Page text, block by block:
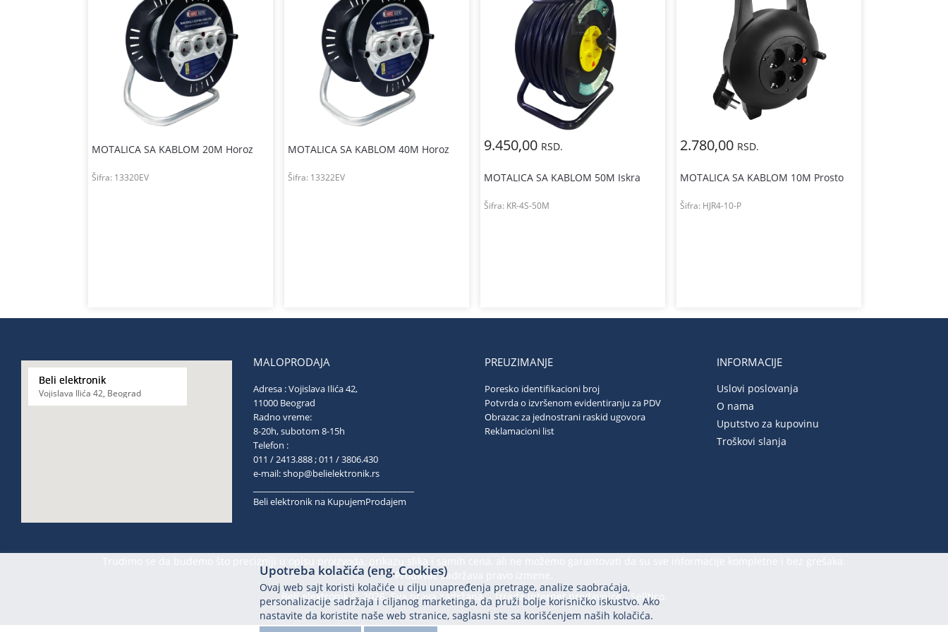
MOTALICA SA KABLOM 20M Horoz
Šifra: 13320EV
MOTALICA SA KABLOM 40M Horoz
Šifra: 13322EV
9.450,00 RSD.
MOTALICA SA KABLOM 50M Iskra
Šifra: KR-4S-50M
2.780,00 RSD.
MOTALICA SA KABLOM 10M Prosto
Šifra: HJR4-10-P
Beli elektronik
Vojislava Ilića 42, Beograd
MALOPRODAJA
Adresa : Vojislava Ilića 42,
11000 Beograd
Radno vreme:
8-20h, subotom 8-15h
Telefon :
011 / 2413.888 ; 011 / 3806.430
e-mail:shop@belielektronik.rs
Beli elektronik na KupujemProdajem
PREUZIMANJE
Poresko identifikacioni broj
Potvrda o izvršenom evidentiranju za PDV
Obrazac za jednostrani raskid ugovora
Reklamacioni list
INFORMACIJE
Uslovi poslovanja
O nama
Uputstvo za kupovinu
Troškovi slanja
Prodavac zadržava pravo izmene.
Beli elektronik © 2026. Sva prava zadržana. -Izrada internet prodavnice-Selltico.
Upotreba kolačića (eng. Cookies)
Ovaj web sajt koristi kolačiće u cilju unapređenja pretrage, analize saobraćaja,
personalizacije sadržaja i ciljanog marketinga, da pruži bolje korisničko iskustvo. Ako
nastavite da koristite naše web stranice, saglasni ste sa korišćenjem naših kolačića.